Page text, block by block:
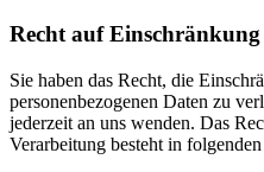
Recht auf
Sie haben das Recht, die
personenbezogenen Daten zu
jederzeit an uns wenden. Das
Verarbeitung besteht in